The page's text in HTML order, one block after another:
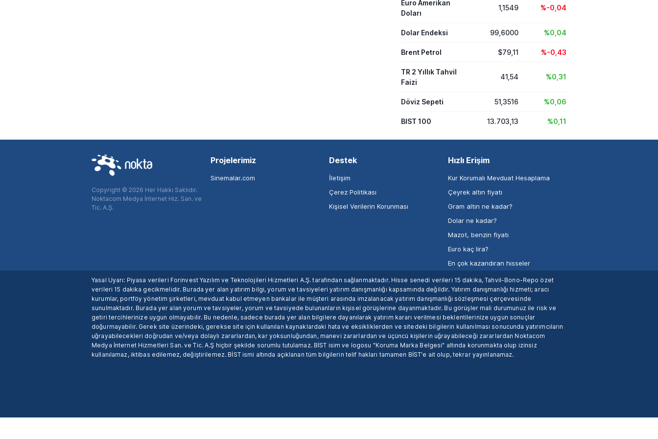
Euro Amerikan
Doları
1,1549 %-0,04
Dolar Endeksi 99,6000 %0,04
Brent Petrol $79,11 %-0,43
TR 2 Yıllık Tahvil
Faizi
41,54 %0,31
Döviz Sepeti 51,3516 %0,06
BIST 100 13.703,13 %0,11
Copyright © 2026 Her Hakkı Saklıdır.
Noktacom Medya İnternet Hiz. San. ve
Tic. A.Ş.
Projelerimiz
Sinemalar.com
Destek
İletişim
Çerez Politikası
Kişisel Verilerin Korunması
Hızlı Erişim
Kur Korumalı Mevduat Hesaplama
Çeyrek altın fiyatı
Gram altın ne kadar?
Dolar ne kadar?
Mazot, benzin fiyatı
Euro kaç lira?
En çok kazandıran hisseler
Yasal Uyarı: Piyasa verileri Forinvest Yazılım ve Teknolojileri Hizmetleri A.Ş. tarafından sağlanmaktadır. Hisse senedi verileri 15 dakika, Tahvil-Bono-Repo özet
verileri 15 dakika gecikmelidir. Burada yer alan yatırım bilgi, yorum ve tavsiyeleri yatırım danışmanlığı kapsamında değildir. Yatırım danışmanlığı hizmeti; aracı
kurumlar, portföy yönetim şirketleri, mevduat kabul etmeyen bankalar ile müşteri arasında imzalanacak yatırım danışmanlığı sözleşmesi çerçevesinde
sunulmaktadır. Burada yer alan yorum ve tavsiyeler, yorum ve tavsiyede bulunanların kişisel görüşlerine dayanmaktadır. Bu görüşler mali durumunuz ile risk ve
getiri tercihlerinize uygun olmayabilir. Bu nedenle, sadece burada yer alan bilgilere dayanılarak yatırım kararı verilmesi beklentilerinize uygun sonuçlar
doğurmayabilir. Gerek site üzerindeki, gerekse site için kullanılan kaynaklardaki hata ve eksikliklerden ve sitedeki bilgilerin kullanılması sonucunda yatırımcıların
uğrayabilecekleri doğrudan ve/veya dolaylı zararlardan, kar yoksunluğundan, manevi zararlardan ve üçüncü kişilerin uğrayabileceği zararlardan Noktacom
Medya İnternet Hizmetleri San. ve Tic. A.Ş hiçbir şekilde sorumlu tutulamaz. BİST isim ve logosu "Koruma Marka Belgesi" altında korunmakta olup izinsiz
kullanılamaz, iktibas edilemez, değiştirilemez. BİST ismi altında açıklanan tüm bilgilerin telif hakları tamamen BİST'e ait olup, tekrar yayınlanamaz.